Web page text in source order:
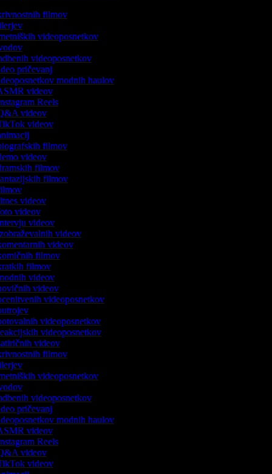
filmov
videoposnetkov
videoposnetkov
pričevanj
modnih haulov
videov
Reels
videov
videov
filmov
videov
filmov
filmov
videov
videov
videov
videov
videov
filmov
filmov
videov
videov
videoposnetkov
videoposnetkov
videoposnetkov
videov
filmov
videoposnetkov
videoposnetkov
pričevanj
modnih haulov
videov
Reels
videov
videov